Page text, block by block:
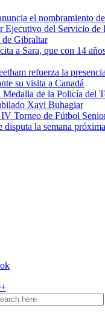
el nombramiento
Ejecutivo del Servicio de
Gibraltar
a Sara, que con 14
refuerza la
su visita a Canadá
Medalla de la Policía del
Xavi Buhagiar
IV Torneo de Fútbol
disputa la semana próxima